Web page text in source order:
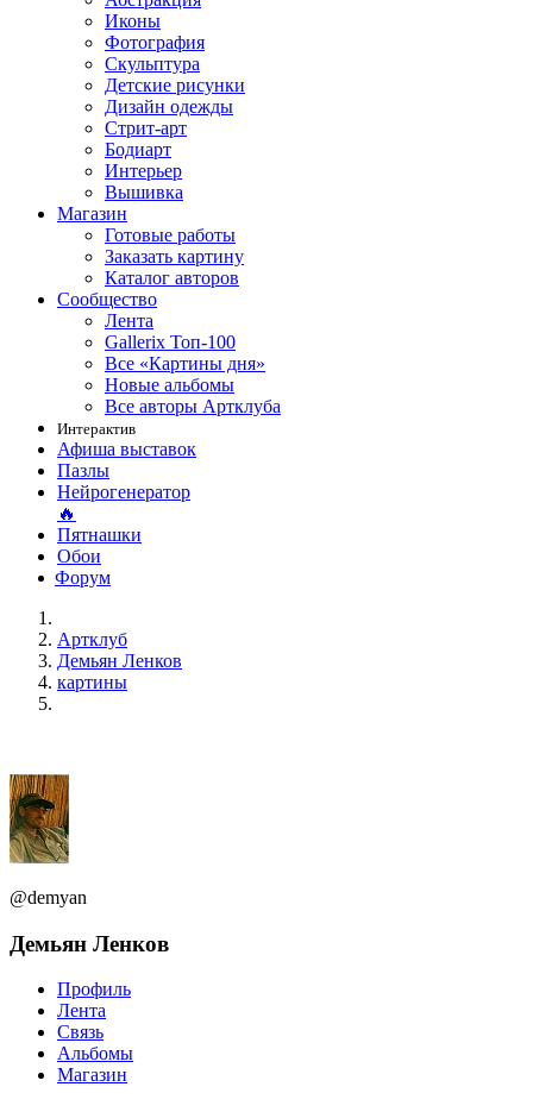
Иконы
Фотография
Скульптура
Детские рисунки
Дизайн одежды
Стрит-арт
Бодиарт
Интерьер
Вышивка
Магазин
Готовые работы
Заказать картину
Каталог авторов
Сообщество
Лента
Gallerix Топ-100
Все «Картины дня»
Новые альбомы
Все авторы Артклуба
Интерактив
Афиша выставок
Пазлы
Нейрогенератор
🔥
Пятнашки
Обои
Форум
Артклуб
Демьян Ленков
картины
@demyan
Демьян Ленков
Профиль
Лента
Связь
Альбомы
Магазин